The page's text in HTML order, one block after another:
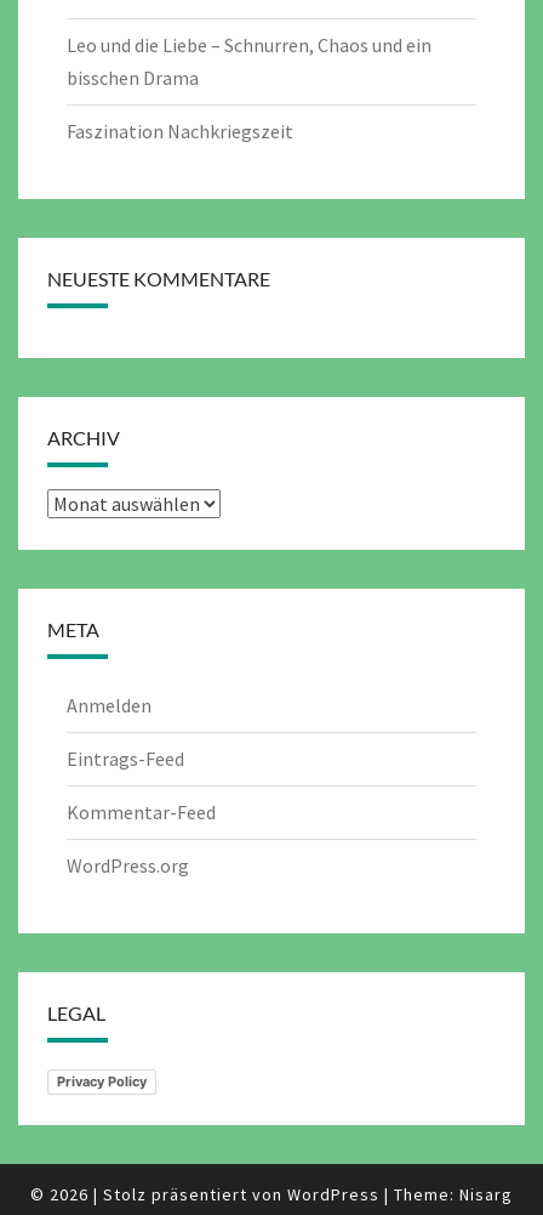
Leo und die Liebe – Schnurren, Chaos und ein
bisschen Drama
Faszination Nachkriegszeit
NEUESTE KOMMENTARE
ARCHIV
Archiv
META
Anmelden
Eintrags-Feed
Kommentar-Feed
WordPress.org
LEGAL
Privacy Policy
© 2026 | Stolz präsentiert von WordPress | Theme: Nisarg